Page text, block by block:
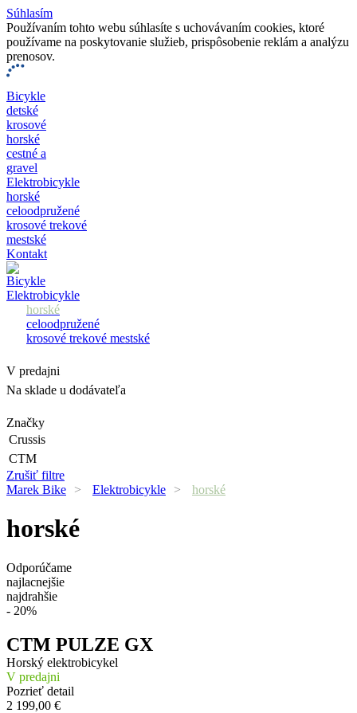
Súhlasím
Používaním tohto webu súhlasíte s uchovávaním cookies, ktoré
používame na poskytovanie služieb, prispôsobenie reklám a analýzu
prenosov.
Bicykle
detské
krosové
horské
cestné a
gravel
Elektrobicykle
horské
celoodpružené
krosové trekové
mestské
Kontakt
Bicykle
Elektrobicykle
horské
celoodpružené
krosové trekové mestské
V predajni
Na sklade u dodávateľa
Značky
Crussis
CTM
Zrušiť filtre
Marek Bike
> Elektrobicykle > horské
horské
Odporúčame
najlacnejšie
najdrahšie
- 20%
CTM PULZE GX
Horský elektrobicykel
V predajni
Pozrieť detail
2 199,00 €